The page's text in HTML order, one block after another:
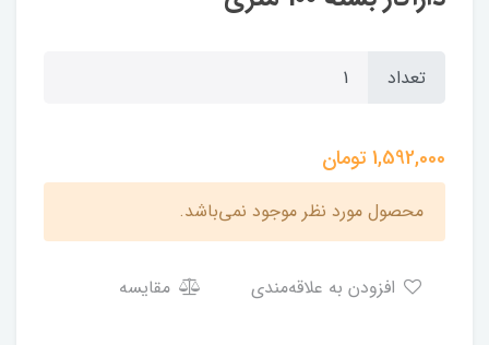
تعداد
1,592,000تومان
محصول مورد نظر موجود نمی‌باشد.
مقایسه